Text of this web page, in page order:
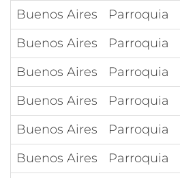
Buenos Aires
Parroquia
Buenos Aires
Parroquia
Buenos Aires
Parroquia
Buenos Aires
Parroquia
Buenos Aires
Parroquia
Buenos Aires
Parroquia